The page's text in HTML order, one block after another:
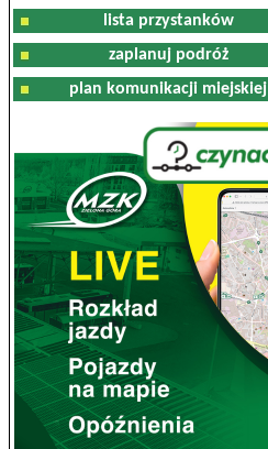
lista przystanków
zaplanuj podróż
plan komunikacji miejskiej